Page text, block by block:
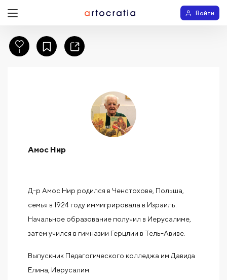
Войти
Амос Нир
Д-р Амос Нир родился в Ченстохове, Польша,
семья в 1924 году иммигрировала в Израиль.
Начальное образование получил в Иерусалиме,
затем учился в гимназии Герцлии в Тель-Авиве.
Выпускник Педагогического колледжа им.Давида
Елина, Иерусалим.
1